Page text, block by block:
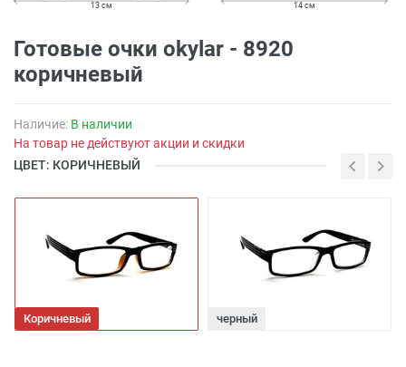
13 см 14 см
Готовые очки okylar - 8920
коричневый
Наличие: В наличии
На товар не действуют акции и скидки
ЦВЕТ: КОРИЧНЕВЫЙ
Коричневый черный